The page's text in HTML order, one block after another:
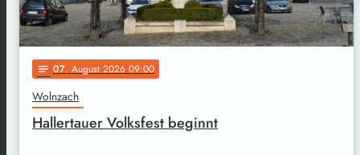
notes 07. August 2026 09:00
Wolnzach
Hallertauer Volksfest beginnt